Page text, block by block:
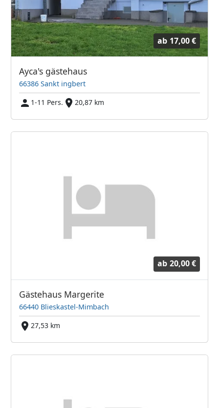
ab 17,00 €
Ayca's gästehaus
66386 Sankt ingbert
1-11 Pers.
20,87 km
ab 20,00 €
Gästehaus Margerite
66440 Blieskastel-Mimbach
27,53 km